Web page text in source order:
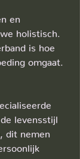
en
holistisch.
is hoe
omgaat.
levensstijl
dit nemen